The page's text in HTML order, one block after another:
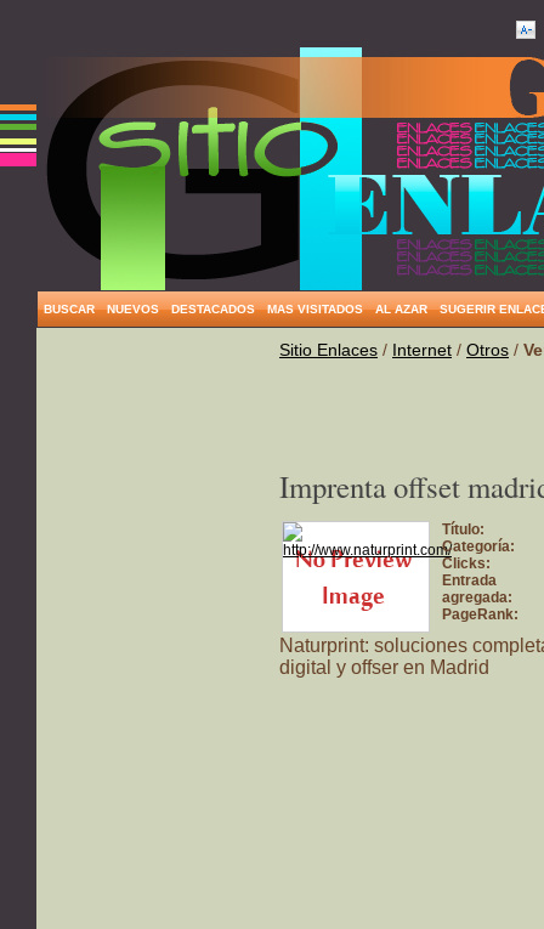
BUSCAR NUEVOS DESTACADOS MAS VISITADOS AL AZAR SUGERIR
Sitio Enlaces / Internet / Otros /
Imprenta offset
Título:
Categoría:
Clicks:
Entrada
agregada:
PageRank:
Naturprint: soluciones
digital y offser en Madrid